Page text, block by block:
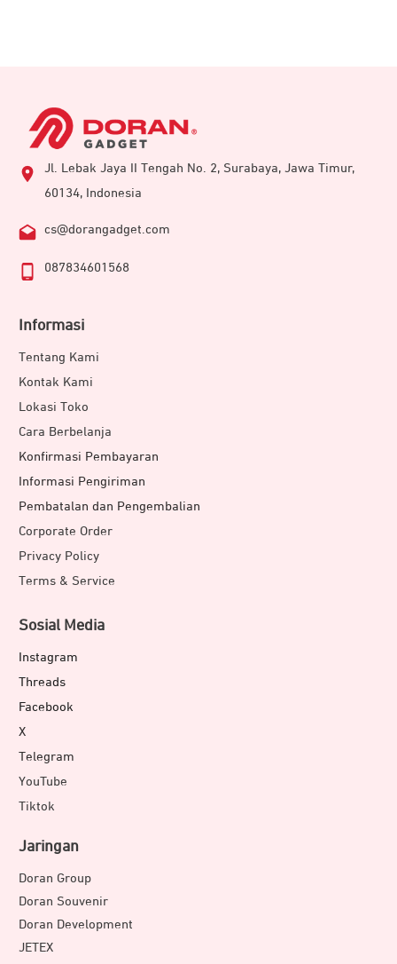
Jl. Lebak Jaya II Tengah No. 2, Surabaya, Jawa Timur,
60134, Indonesia
cs@dorangadget.com
087834601568
Informasi
Tentang Kami
Kontak Kami
Lokasi Toko
Cara Berbelanja
Konfirmasi Pembayaran
Informasi Pengiriman
Pembatalan dan Pengembalian
Corporate Order
Privacy Policy
Terms & Service
Sosial Media
Instagram
Threads
Facebook
X
Telegram
YouTube
Tiktok
Jaringan
Doran Group
Doran Souvenir
Doran Development
JETEX